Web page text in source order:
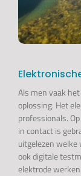
Als men vaak
oplossing. Het
professionals.
in contact is
uitgelezen
ook digitale
elektrode